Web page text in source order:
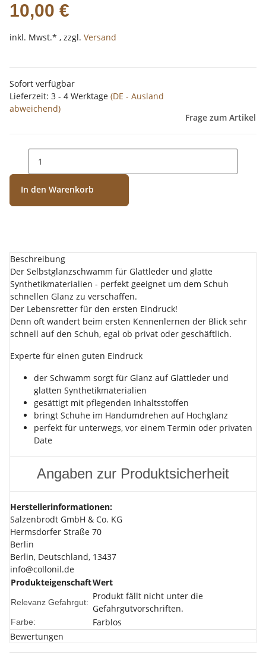
10,00 €
inkl. Mwst.* , zzgl. Versand
Sofort verfügbar
Lieferzeit: 3 - 4 Werktage (DE - Ausland
abweichend)
Frage zum Artikel
In den Warenkorb
Beschreibung
Der Selbstglanzschwamm für Glattleder und glatte
Synthetikmaterialien - perfekt geeignet um dem Schuh
schnellen Glanz zu verschaffen.
Der Lebensretter für den ersten Eindruck!
Denn oft wandert beim ersten Kennenlernen der Blick sehr
schnell auf den Schuh, egal ob privat oder geschäftlich.
Experte für einen guten Eindruck
der Schwamm sorgt für Glanz auf Glattleder und
glatten Synthetikmaterialien
gesättigt mit pflegenden Inhaltsstoffen
bringt Schuhe im Handumdrehen auf Hochglanz
perfekt für unterwegs, vor einem Termin oder privaten
Date
Angaben zur Produktsicherheit
Herstellerinformationen:
Salzenbrodt GmbH & Co. KG
Hermsdorfer Straße 70
Berlin
Berlin, Deutschland, 13437
info@collonil.de
ProdukteigenschaftWert
Relevanz Gefahrgut:
Produkt fällt nicht unter die
Gefahrgutvorschriften.
Farbe:
Farblos
Bewertungen